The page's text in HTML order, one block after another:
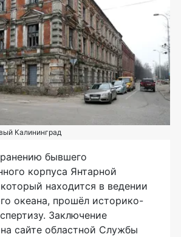
Калининград
бывшего
корпуса Янтарной
находится в ведении
океана, прошёл историко-
Заключение
сайте областной Службы